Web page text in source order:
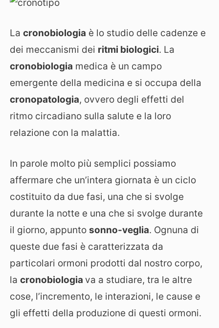
La cronobiologia è lo studio delle cadenze e
dei meccanismi dei ritmi biologici. La
cronobiologia medica è un campo
emergente della medicina e si occupa della
cronopatologia, ovvero degli effetti del
ritmo circadiano sulla salute e la loro
relazione con la malattia.
In parole molto più semplici possiamo
affermare che un’intera giornata è un ciclo
costituito da due fasi, una che si svolge
durante la notte e una che si svolge durante
il giorno, appunto sonno-veglia. Ognuna di
queste due fasi è caratterizzata da
particolari ormoni prodotti dal nostro corpo,
la cronobiologia va a studiare, tra le altre
cose, l’incremento, le interazioni, le cause e
gli effetti della produzione di questi ormoni.